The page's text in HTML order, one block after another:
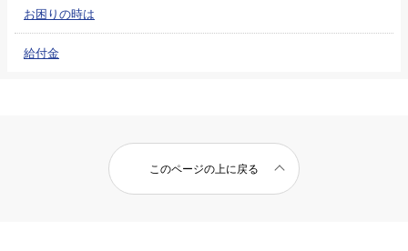
お困りの時は
給付金
このページの上に戻る